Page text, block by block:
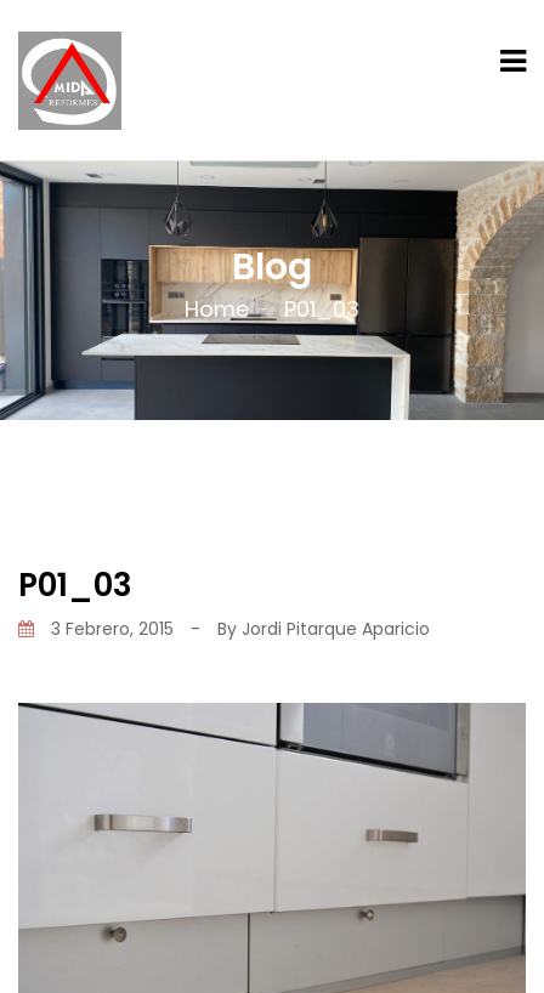
Blog
Home P01_03
P01_03
3 Febrero, 2015 - By Jordi Pitarque Aparicio